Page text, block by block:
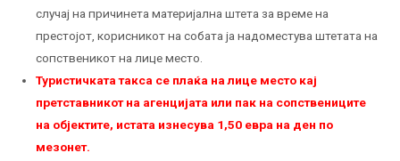
случај на причинета материјална штета за време на
престојот, корисникот на собата ја надоместува штетата на
сопственикот на лице место.
Туристичката такса се плаќа на лице место кај
претставникот на агенцијата или пак на сопствениците
на објектите, истата изнесува 1,50 евра на ден по
мезонет.